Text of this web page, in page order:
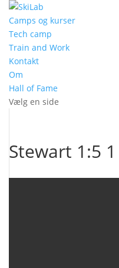
Camps og kurser
Tech camp
Train and Work
Kontakt
Om
Hall of Fame
Vælg en side
Stewart 1:5 1